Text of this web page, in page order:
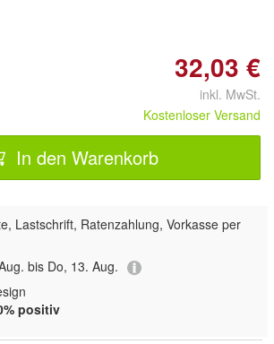
32,03 €
inkl. MwSt.
Kostenloser Versand
In den Warenkorb
Lastschrift, Ratenzahlung, Vorkasse per
bis Do, 13. Aug.
positiv